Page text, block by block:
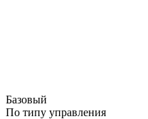
Базовый
По типу управления